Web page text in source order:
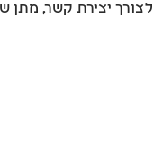
לצורך יצירת קשר, מתן